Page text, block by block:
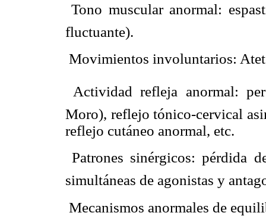
 Tono muscular anormal:
fluctuante).
 Movimientos involuntarios:
 Actividad refleja anormal:
Moro), reflejo tónico-cervical
reflejo cutáneo anormal, etc.
 Patrones sinérgicos:
simultáneas de agonistas y
 Mecanismos anormales de